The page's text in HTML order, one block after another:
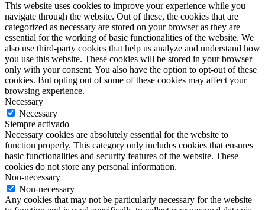
This website uses cookies to improve your experience while you
navigate through the website. Out of these, the cookies that are
categorized as necessary are stored on your browser as they are
essential for the working of basic functionalities of the website. We
also use third-party cookies that help us analyze and understand how
you use this website. These cookies will be stored in your browser
only with your consent. You also have the option to opt-out of these
cookies. But opting out of some of these cookies may affect your
browsing experience.
Necessary
Necessary
Siempre activado
Necessary cookies are absolutely essential for the website to
function properly. This category only includes cookies that ensures
basic functionalities and security features of the website. These
cookies do not store any personal information.
Non-necessary
Non-necessary
Any cookies that may not be particularly necessary for the website